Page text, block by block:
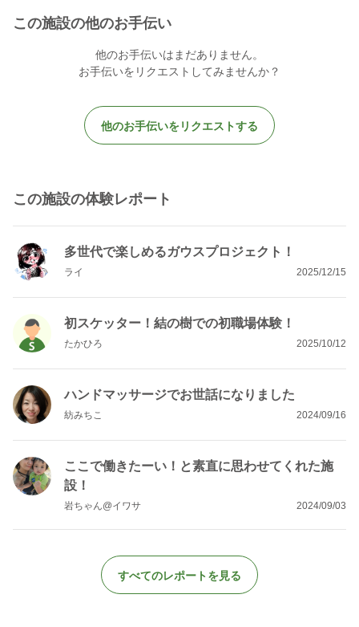
この施設の他のお手伝い
他のお手伝いはまだありません。
お手伝いをリクエストしてみませんか？
他のお手伝いをリクエストする
この施設の体験レポート
多世代で楽しめるガウスプロジェクト！
ライ 2025/12/15
初スケッター！結の樹での初職場体験！
たかひろ 2025/10/12
ハンドマッサージでお世話になりました
紡みちこ 2024/09/16
ここで働きたーい！と素直に思わせてくれた施
設！
岩ちゃん@イワサ 2024/09/03
すべてのレポートを見る